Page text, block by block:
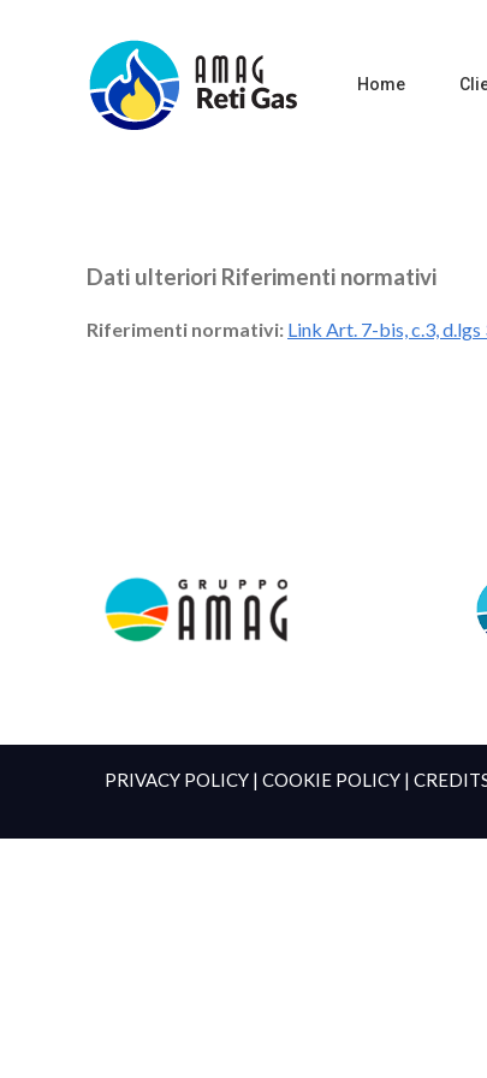
Home
Dati ulteriori Riferimenti normativi
Riferimenti normativi: Link Art. 7-bis, c.3,
PRIVACY POLICY | COOKIE POLICY |